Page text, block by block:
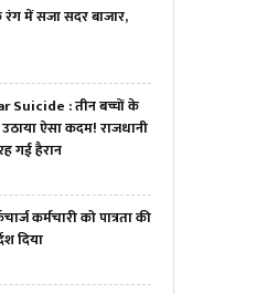
में सजा सदर बाजार,
Suicide : तीन बच्चों के
ऐसा कदम! राजधानी
गई हैरान
कर्मचारी को पात्रता की
दिया